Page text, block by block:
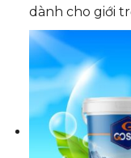
dành cho giới